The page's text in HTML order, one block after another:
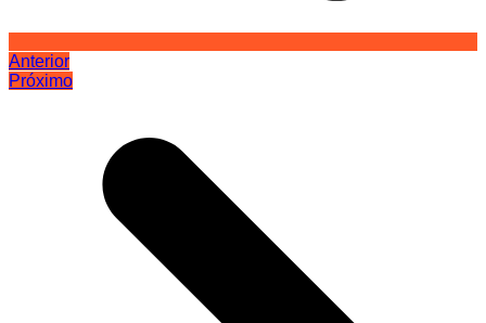
Anterior
Próximo